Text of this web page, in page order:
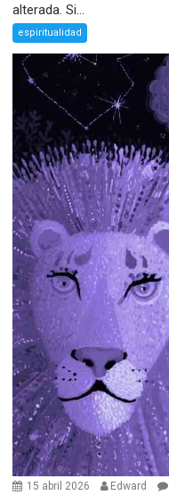
alterada. Si...
espiritualidad
15 abril 2026 Edward